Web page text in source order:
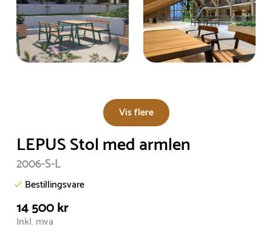
Vis flere
LEPUS Stol med armlen
2006-S-L
Bestillingsvare
14 500 kr
Inkl. mva